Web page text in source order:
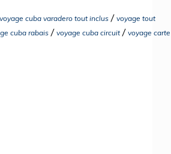
voyage cuba varadero tout inclus / voyage tout
cuba rabais / voyage cuba circuit/ voyage carte